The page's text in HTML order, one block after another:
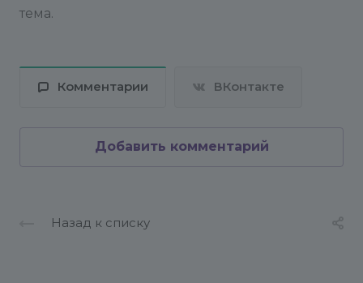
тема.
Комментарии ВКонтакте
Добавить комментарий
Назад к списку